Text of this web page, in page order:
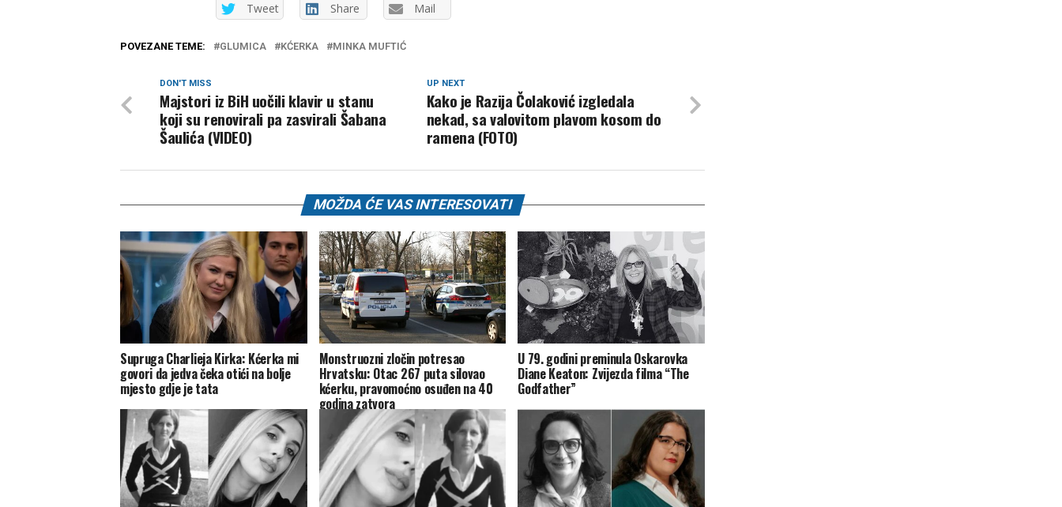
Tweet Share Mail
POVEZANE TEME: GLUMICA KĆERKA MINKA MUFTIĆ
UP NEXT
Kako je Razija Čolaković izgledala
nekad, sa valovitom plavom kosom do
ramena (FOTO)
DON'T MISS
Majstori iz BiH uočili klavir u stanu
koji su renovirali pa zasvirali Šabana
Šaulića (VIDEO)
MOŽDA ĆE VAS INTERESOVATI
Supruga Charlieja Kirka: Kćerka mi
govori da jedva čeka otići na bolje
mjesto gdje je tata
Monstruozni zločin potresao
Hrvatsku: Otac 267 puta silovao
kćerku, pravomoćno osuđen na 40
godina zatvora
U 79. godini preminula Oskarovka
Diane Keaton: Zvijezda filma “The
Godfather”